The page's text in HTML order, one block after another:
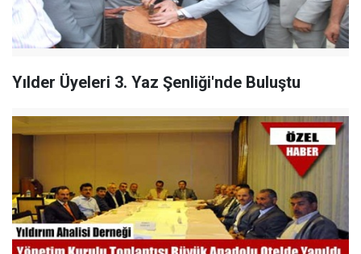
Yılder Üyeleri 3. Yaz Şenliği'nde Buluştu